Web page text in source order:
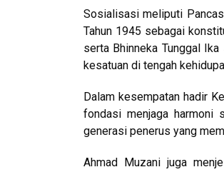
Sosialisasi meliputi
Tahun 1945 sebagai
serta Bhinneka Tunggal
kesatuan di tengah
Dalam kesempatan hadir
fondasi menjaga harmoni
generasi penerus yang
Ahmad Muzani juga